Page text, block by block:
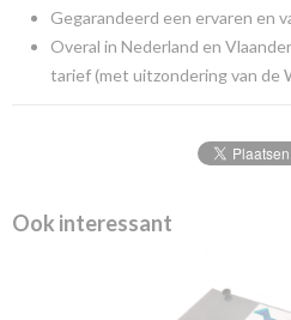
Gegarandeerd een ervaren en
Overal in Nederland en
tarief (met uitzondering van de
Ook interessant